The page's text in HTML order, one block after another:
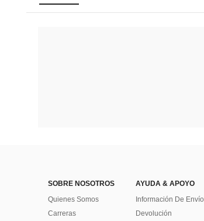
SOBRE NOSOTROS
Quienes Somos
Carreras
AYUDA & APOYO
Información De Envío
Devolución